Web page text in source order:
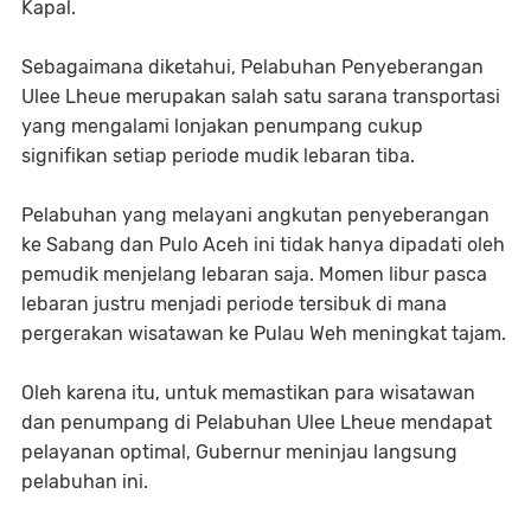
Kapal.
Sebagaimana diketahui, Pelabuhan Penyeberangan
Ulee Lheue merupakan salah satu sarana transportasi
yang mengalami lonjakan penumpang cukup
signifikan setiap periode mudik lebaran tiba.
Pelabuhan yang melayani angkutan penyeberangan
ke Sabang dan Pulo Aceh ini tidak hanya dipadati oleh
pemudik menjelang lebaran saja. Momen libur pasca
lebaran justru menjadi periode tersibuk di mana
pergerakan wisatawan ke Pulau Weh meningkat tajam.
Oleh karena itu, untuk memastikan para wisatawan
dan penumpang di Pelabuhan Ulee Lheue mendapat
pelayanan optimal, Gubernur meninjau langsung
pelabuhan ini.